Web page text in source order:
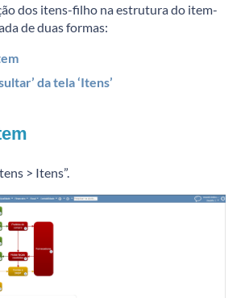
dos itens-filho na estrutura do item-
de duas formas:
da tela ‘Itens’
> Itens”.